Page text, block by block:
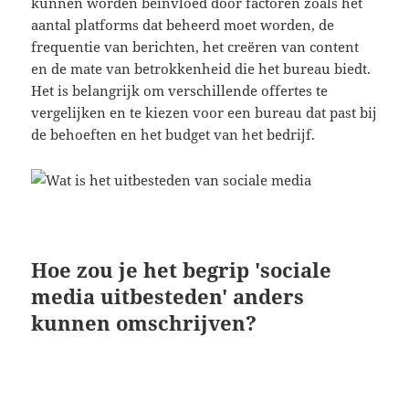
aantal platforms dat beheerd moet worden, de
frequentie van berichten, het creëren van content
en de mate van betrokkenheid die het bureau biedt.
Het is belangrijk om verschillende offertes te
vergelijken en te kiezen voor een bureau dat past bij
de behoeften en het budget van het bedrijf.
Hoe zou je het begrip 'sociale
media uitbesteden' anders
kunnen omschrijven?